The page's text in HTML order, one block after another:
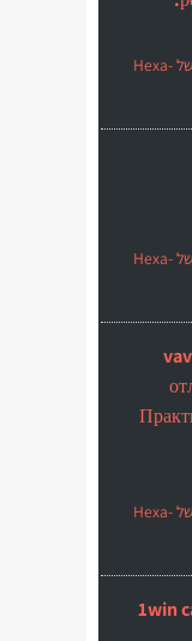
סיכום הניסוי ב'מקורות': בחינת הכיסויים הצפים של Hexa-
סיכום הניסוי ב'מקורות': בחינת הכיסויים הצפים של Hexa-
סיכום הניסוי ב'מקורות': בחינת הכיסויים הצפים של Hexa-
1win